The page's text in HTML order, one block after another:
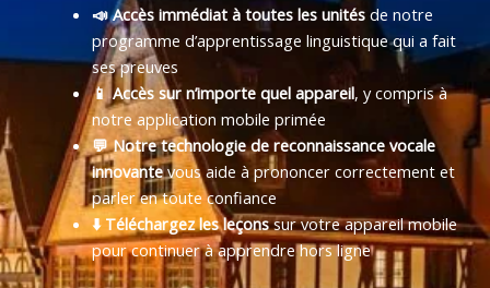
📣 Accès immédiat à toutes les unitésde notre
programme d’apprentissage linguistique qui a fait
ses preuves
📱 Accès sur n’importe quel appareil, y compris à
notre application mobile primée
💬 Notre technologie de reconnaissance vocale
innovantevous aide à prononcer correctement et
parler en toute confiance
⬇️ Téléchargez les leçonssur votre appareil mobile
pour continuer à apprendre hors ligne